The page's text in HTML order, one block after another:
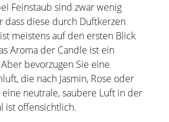
Feinstaub sind zwar wenig
dass diese durch Duftkerzen
meistens auf den ersten Blick
Aroma der Candle ist ein
bevorzugen Sie eine
die nach Jasmin, Rose oder
neutrale, saubere Luft in der
ist offensichtlich.